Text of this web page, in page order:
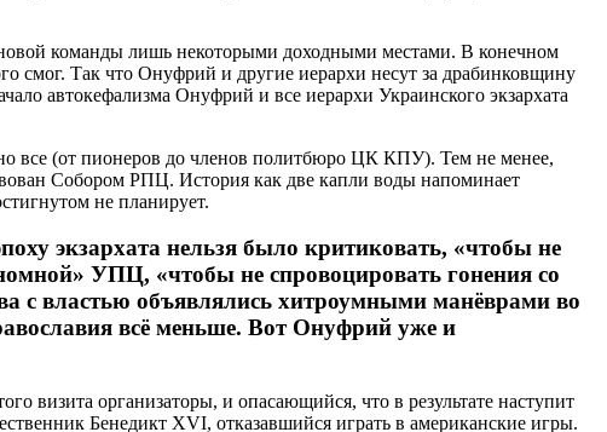
команды лишь некоторыми доходными местами. В конечном
смог. Так что Онуфрий и другие иерархи несут за драбинковщину
автокефализма Онуфрий и все иерархи Украинского экзархата
все (от пионеров до членов политбюро ЦК КПУ). Тем не менее,
Собором РПЦ. История как две капли воды напоминает
не планирует.
экзархата нельзя было критиковать, «чтобы не
УПЦ, «чтобы не спровоцировать гонения со
с властью объявлялись хитроумными манёврами во
всё меньше. Вот Онуфрий уже и
организаторы, и опасающийся, что в результате наступит
Бенедикт XVI, отказавшийся играть в американские игры.